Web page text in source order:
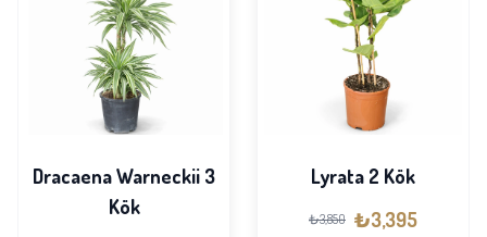
Dracaena Warneckii 3
Kök
Lyrata 2 Kök
₺3,850 ₺3,395